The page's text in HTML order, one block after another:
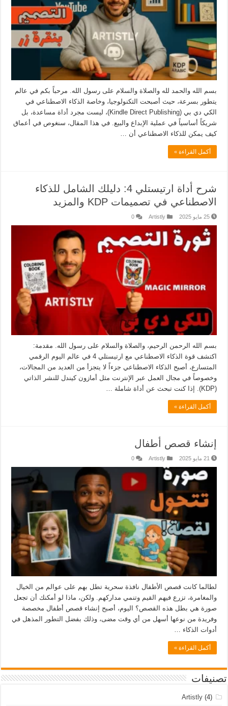
بسم الله والحمد لله والصلاة والسلام على رسول الله. مرحباً بكم في عالم
يتطور بسرعة، حيث أصبحت التكنولوجيا، وخاصة الذكاء الاصطناعي في
الكي دي بي (Kindle Direct Publishing)، ليست مجرد أداة مساعدة، بل
شريكاً أساسياً في عملية الإبداع والبيع. في هذا المقال، سنغوص في أعماق
كيف يمكن للذكاء الاصطناعي أن …
أكمل القراءة »
شرح أداة ارتيستلي 4: دليلك الشامل للذكاء
الاصطناعي في تصميمات KDP والمزيد
25 مايو 2025 Artistly
0
بسم الله الرحمن الرحيم، والصلاة والسلام على رسول الله. مقدمة:
اكتشف قوة الذكاء الاصطناعي مع ارتيستلي 4 في عالم اليوم الرقمي
المتسارع، أصبح الذكاء الاصطناعي جزءاً لا يتجزأ من العديد من المجالات،
وخصوصاً في مجال العمل عبر الإنترنت مثل أمازون كيندل للنشر الذاتي
(KDP). إذا كنت تبحث عن أداة شاملة …
أكمل القراءة »
إنشاء قصص أطفال
21 مايو 2025 Artistly
0
لطالما كانت قصص الأطفال نافذة سحرية تطل بهم على عوالم من الخيال
والمغامرة، تزرع فيهم القيم وتنمي مداركهم. ولكن، ماذا لو أمكنك أن تجعل
صورة هي بطل هذه القصص؟ اليوم، أصبح إنشاء قصص أطفال مخصصة
وفريدة من نوعها أسهل من أي وقت مضى، وذلك بفضل التطور المذهل في
أدوات الذكاء …
أكمل القراءة »
تصنيفات
Artistly(4)